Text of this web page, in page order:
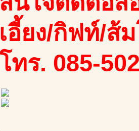
เอี้ยง/กิฟท์/ส้
ทร. 085-